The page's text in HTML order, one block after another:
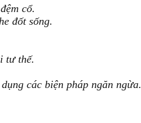
cổ.
đốt sống.
tư thế.
các biện pháp ngăn ngừa.